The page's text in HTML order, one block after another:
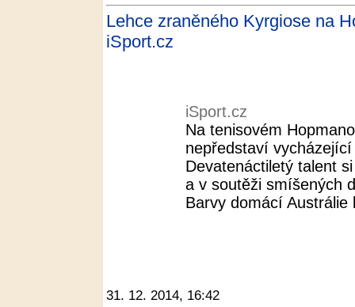
Lehce zraněného Kyrgiose na
iSport.cz
iSport.cz
Na tenisovém
nepředstaví
Devatenáctiletý talent
a v soutěži smíšených
Barvy domácí
31. 12. 2014, 16:42